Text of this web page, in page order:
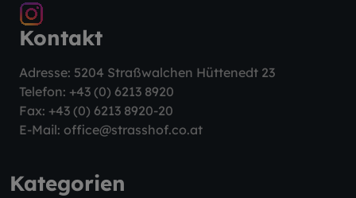
Kontakt
Adresse: 5204 Straßwalchen Hüttenedt 23
Telefon: +43 (0) 6213 8920
Fax: +43 (0) 6213 8920-20
E-Mail: office@strasshof.co.at
Kategorien